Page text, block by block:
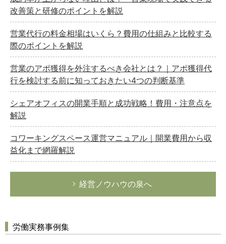
改善策と研修のポイントを解説
営業代行の料金相場はいくら？費用の仕組みと比較する
際のポイントを解説
営業のアポ獲得を外注するべき会社とは？｜アポ獲得代
行を検討する前に知っておきたい4つの判断基準
シェアオフィスの開業手順と成功戦略！費用・注意点を
解説
コワーキングスペース運営マニュアル｜開業費用から収
益化まで網羅解説
経営ノウハウの泉へ
労働実務事例集